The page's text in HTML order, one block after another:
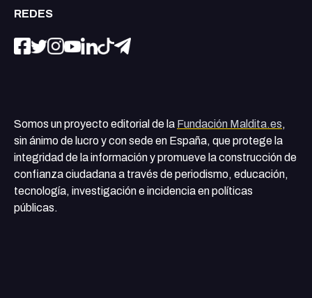
REDES
Somos un proyecto editorial de la Fundación Maldita.es,
sin ánimo de lucro y con sede en España, que protege la
integridad de la información y promueve la construcción de
confianza ciudadana a través de periodismo, educación,
tecnología, investigación e incidencia en políticas
públicas.